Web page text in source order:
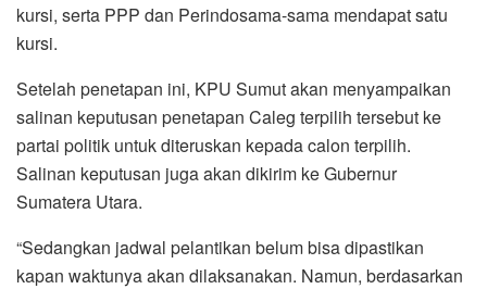
kursi, serta PPP dan Perindosama-sama mendapat satu
kursi.
Setelah penetapan ini, KPU Sumut akan menyampaikan
salinan keputusan penetapan Caleg terpilih tersebut ke
partai politik untuk diteruskan kepada calon terpilih.
Salinan keputusan juga akan dikirim ke Gubernur
Sumatera Utara.
“Sedangkan jadwal pelantikan belum bisa dipastikan
kapan waktunya akan dilaksanakan. Namun, berdasarkan